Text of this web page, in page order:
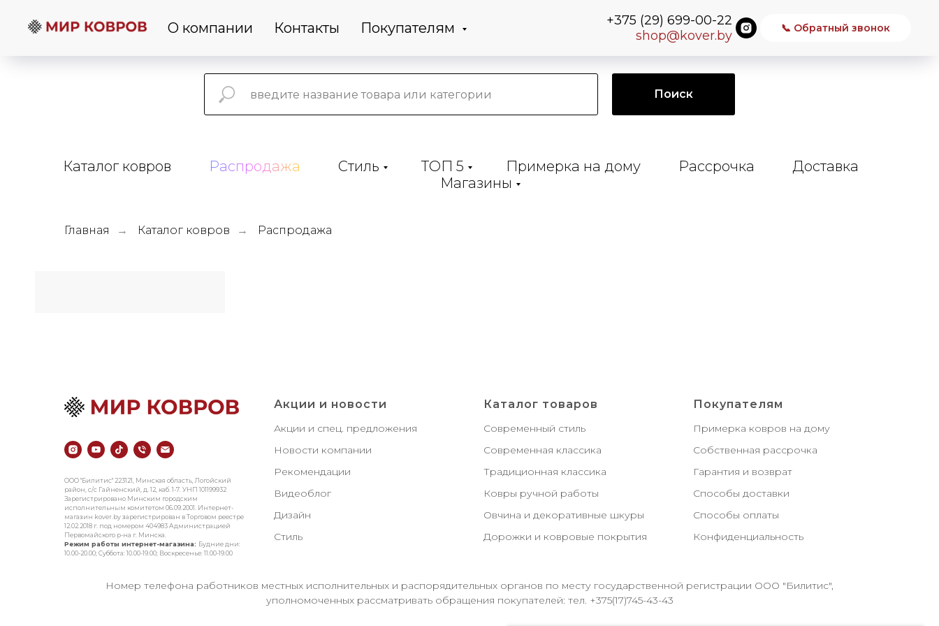
О компании Контакты Покупателям
+375 (29) 699-00-22
shop@kover.by
📞 Обратный звонок
Поиск
Каталог ковров Распродажа Стиль ТОП 5 Примерка на дому Рассрочка
Доставка
Магазины
Главная → Каталог ковров → Распродажа
ООО "Билитис" 223121, Минская область, Логойский
район, с/с Гайненский, д. 12, каб. 1-7. УНП 101199932
Зарегистрировано Минским городским
исполнительным комитетом 06.09.2001. Интернет-
магазин kover.by зарегиcтрирован в Торговом реестре
12.02.2018 г. под номером 404983 Администрацией
Первомайского р-на г. Минска.
Режим работы интернет-магазина: Будние дни:
10.00-20.00; Суббота: 10.00-19.00; Воскресенье: 11.00-19.00
Акции и новости
Акции и спец. предложения
Новости компании
Рекомендации
Видеоблог
Дизайн
Стиль
Каталог товаров
Современный стиль
Современная классика
Традиционная классика
Ковры ручной работы
Овчина и декоративные шкуры
Дорожки и ковровые покрытия
Покупателям
Примерка ковров на дому
Собственная рассрочка
Гарантия и возврат
Способы доставки
Способы оплаты
Конфиденциальность
Номер телефона работников местных исполнительных и распорядительных органов по месту государственной регистрации ООО "Билитис",
уполномоченных рассматривать обращения покупателей: тел. +375(17)745-43-43